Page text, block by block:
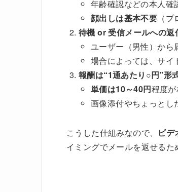
年齢確認などの本人確
顔出しは基本不要 （
待機 or 受信メールへの返
ユーザー（男性）から
場合によっては、サイ
報酬は“1通あたり○円”形
単価は10～40円程度
画像添付やちょっとし
こうした仕組みなので、 ビデ
イミングでメールを返せるた